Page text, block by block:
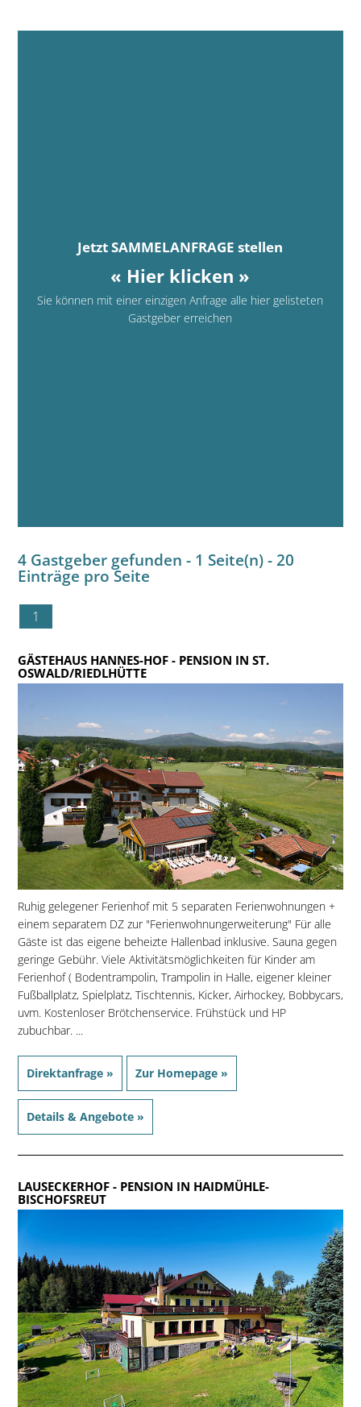
Jetzt SAMMELANFRAGE stellen
« Hier klicken »
Sie können mit einer einzigen Anfrage alle hier gelisteten
Gastgeber erreichen
4 Gastgeber gefunden - 1 Seite(n) - 20
Einträge pro Seite
1
GÄSTEHAUS HANNES-HOF- PENSION IN ST.
OSWALD/RIEDLHÜTTE
Ruhig gelegener Ferienhof mit 5 separaten Ferienwohnungen +
einem separatem DZ zur "Ferienwohnungerweiterung" Für alle
Gäste ist das eigene beheizte Hallenbad inklusive. Sauna gegen
geringe Gebühr. Viele Aktivitätsmöglichkeiten für Kinder am
Ferienhof ( Bodentrampolin, Trampolin in Halle, eigener kleiner
Fußballplatz, Spielplatz, Tischtennis, Kicker, Airhockey, Bobbycars,
uvm. Kostenloser Brötchenservice. Frühstück und HP
zubuchbar. ...
Direktanfrage » Zur Homepage »
Details & Angebote »
LAUSECKERHOF- PENSION IN HAIDMÜHLE-
BISCHOFSREUT